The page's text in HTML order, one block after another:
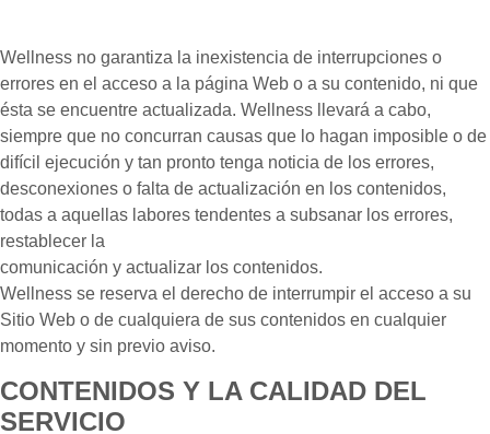
Wellness no garantiza la inexistencia de interrupciones o
errores en el acceso a la página Web o a su contenido, ni que
ésta se encuentre actualizada. Wellness llevará a cabo,
siempre que no concurran causas que lo hagan imposible o de
difícil ejecución y tan pronto tenga noticia de los errores,
desconexiones o falta de actualización en los contenidos,
todas a aquellas labores tendentes a subsanar los errores,
restablecer la
comunicación y actualizar los contenidos.
Wellness se reserva el derecho de interrumpir el acceso a su
Sitio Web o de cualquiera de sus contenidos en cualquier
momento y sin previo aviso.
CONTENIDOS Y LA CALIDAD DEL
SERVICIO